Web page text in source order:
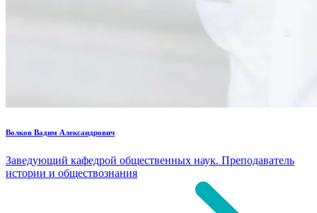
Волков Вадим Александрович
Заведующий кафедрой общественных наук. Преподаватель
истории и обществознания